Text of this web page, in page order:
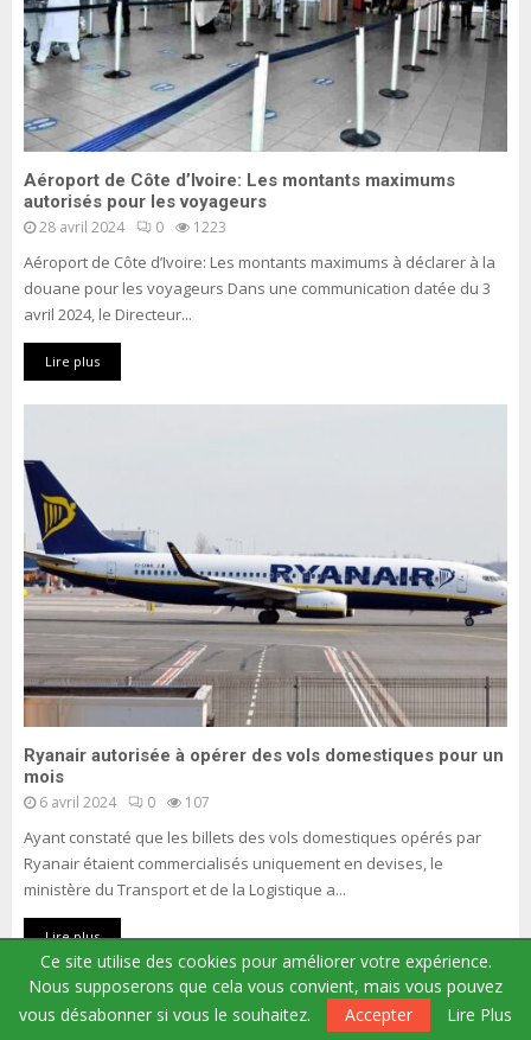
Aéroport de Côte d’Ivoire: Les montants maximums
autorisés pour les voyageurs
28 avril 2024 0 1223
Aéroport de Côte d’Ivoire: Les montants maximums à déclarer à la
douane pour les voyageurs Dans une communication datée du 3
avril 2024, le Directeur...
Lire plus
Ryanair autorisée à opérer des vols domestiques pour un
mois
6 avril 2024 0 107
Ayant constaté que les billets des vols domestiques opérés par
Ryanair étaient commercialisés uniquement en devises, le
ministère du Transport et de la Logistique a...
Lire plus
Ce site utilise des cookies pour améliorer votre expérience.
Nous supposerons que cela vous convient, mais vous pouvez
vous désabonner si vous le souhaitez.
Accepter Lire Plus